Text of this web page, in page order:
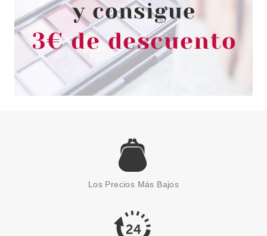
ESSENCE
ESSENCE ILUMINADOR
LIQUIDO DROP OF SUNSHINE
4.20€
Los Precios Más Bajos